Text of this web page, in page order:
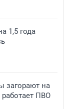
1,5 года
загорают на
ПВО